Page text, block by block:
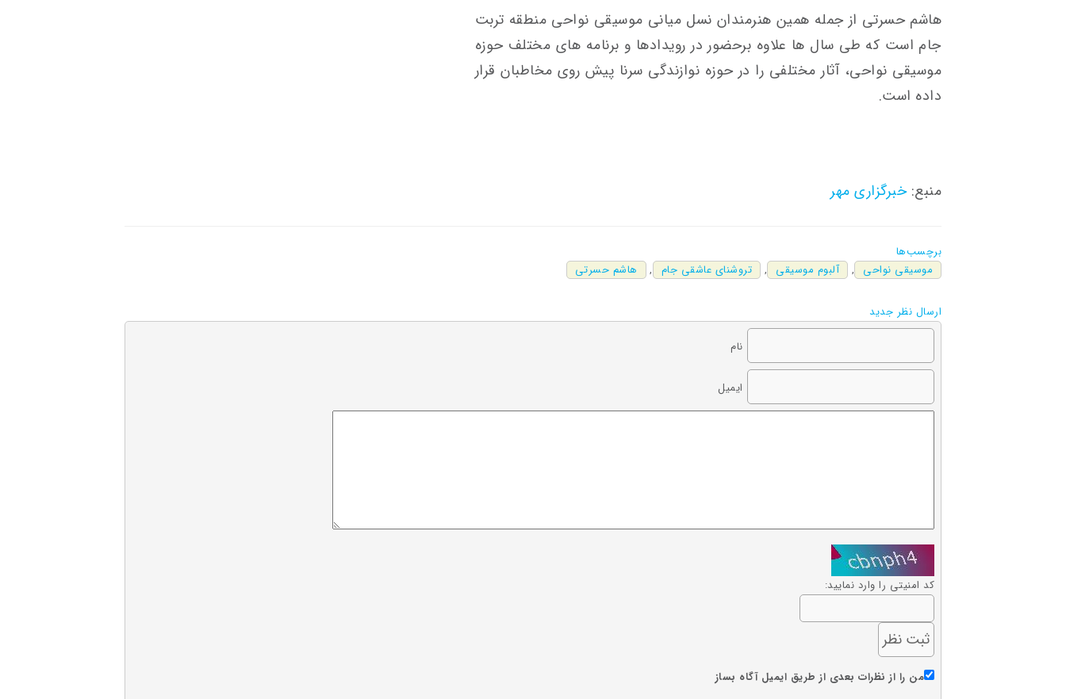
هاشم حسرتی از جمله همین هنرمندان نسل میانی موسیقی نواحی منطقه تربت
جام است که طی سال ها علاوه برحضور در رویدادها و برنامه های مختلف حوزه
موسیقی نواحی، آثار مختلفی را در حوزه نوازندگی سرنا پیش روی مخاطبان قرار
داده است.
منبع:خبرگزاری مهر
برچسب‌ها
موسیقی نواحی
, آلبوم موسیقی , تروشنای عاشقی جام , هاشم حسرتی
ارسال نظر جدید
نام
ایمیل
کد امنیتی را وارد نمایید:
من را از نظرات بعدی از طریق ایمیل آگاه بساز